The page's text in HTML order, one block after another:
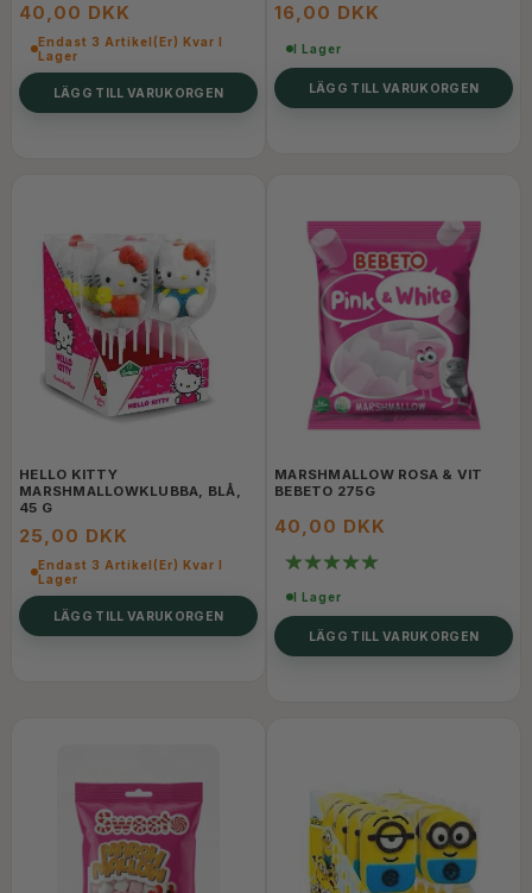
40,00 DKK
Endast 3 Artikel(er) Kvar I
Lager
LÄGG TILL VARUKORGEN
16,00 DKK
I Lager
LÄGG TILL VARUKORGEN
HELLO KITTY
MARSHMALLOWKLUBBA, BLÅ,
45 G
25,00 DKK
Endast 3 Artikel(er) Kvar I
Lager
LÄGG TILL VARUKORGEN
MARSHMALLOW ROSA & VIT
BEBETO 275G
40,00 DKK
I Lager
LÄGG TILL VARUKORGEN